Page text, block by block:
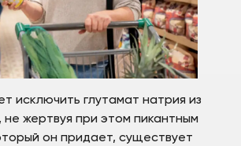
исключить глутамат натрия из
жертвуя при этом пикантным
он придает, существует